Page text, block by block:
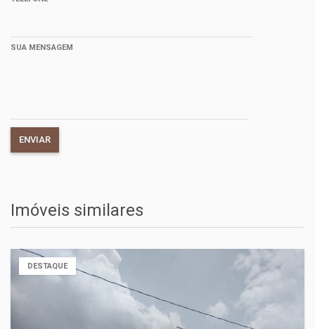
SUA MENSAGEM
Imóveis similares
DESTAQUE